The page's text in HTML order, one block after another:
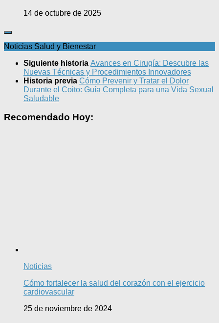
14 de octubre de 2025
Noticias Salud y Bienestar
Siguiente historia Avances en Cirugía: Descubre las
Nuevas Técnicas y Procedimientos Innovadores
Historia previa Cómo Prevenir y Tratar el Dolor
Durante el Coito: Guía Completa para una Vida Sexual
Saludable
Recomendado Hoy:
Noticias
Cómo fortalecer la salud del corazón con el ejercicio
cardiovascular
25 de noviembre de 2024